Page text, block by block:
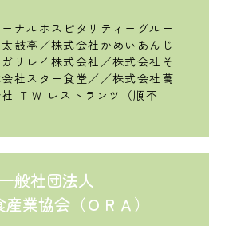
ナルホスピタリティーグルー
鼓亭／株式会社かめいあんじ
リレイ株式会社／株式会社そ
社スター食堂／／株式会社萬
ＴＷ レストランツ（順不
一般社団法人
業協会（ＯＲＡ）